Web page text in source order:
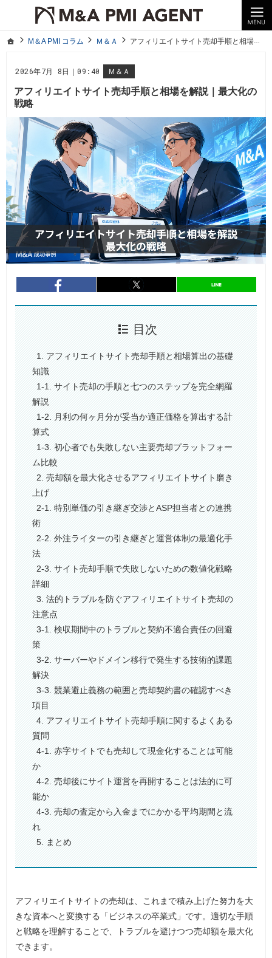
ホームM＆A PMI コラム Ｍ＆Ａ アフィリエイトサイト売却手順と相場を解説｜最大化の戦略
2026年7月 8日｜09:40 Ｍ＆Ａ
アフィリエイトサイト売却手順と相場を解説｜最大化の
戦略
10年以上の経験。企業の経営統合や売却はM＆A PMI AGENTへ。
M＆A PMI コラム｜M＆A・PMI・事業承継のポイントや成功事例をわかりやすくご紹介
entry1020 entry1020
目次
1. アフィリエイトサイト売却手順と相場算出の基礎
知識
1-1. サイト売却の手順と七つのステップを完全網羅
解説
1-2. 月利の何ヶ月分が妥当か適正価格を算出する計
算式
1-3. 初心者でも失敗しない主要売却プラットフォー
ム比較
2. 売却額を最大化させるアフィリエイトサイト磨き
上げ
2-1. 特別単価の引き継ぎ交渉とASP担当者との連携
術
2-2. 外注ライターの引き継ぎと運営体制の最適化手
法
2-3. サイト売却手順で失敗しないための数値化戦略
詳細
3. 法的トラブルを防ぐアフィリエイトサイト売却の
注意点
3-1. 検収期間中のトラブルと契約不適合責任の回避
策
3-2. サーバーやドメイン移行で発生する技術的課題
解決
3-3. 競業避止義務の範囲と売却契約書の確認すべき
項目
4. アフィリエイトサイト売却手順に関するよくある
質問
4-1. 赤字サイトでも売却して現金化することは可能
か
4-2. 売却後にサイト運営を再開することは法的に可
能か
4-3. 売却の査定から入金までにかかる平均期間と流
れ
5. まとめ
アフィリエイトサイトの売却は、これまで積み上げた努力を大
きな資本へと変換する「ビジネスの卒業式」です。適切な手順
と戦略を理解することで、トラブルを避けつつ売却額を最大化
できます。
ホームM＆A PMI コラム Ｍ＆Ａ アフィリエイトサイト売却手順と相場を解説｜最大化の戦略